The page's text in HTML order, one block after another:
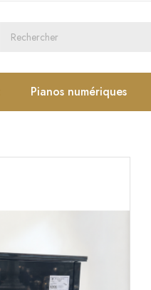
Pianos numériques